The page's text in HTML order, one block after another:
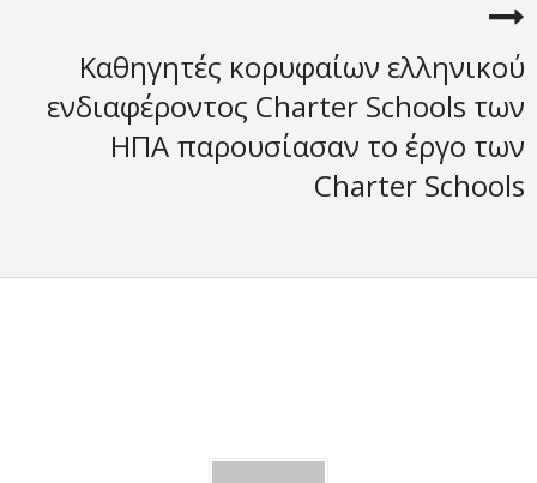
Καθηγητές κορυφαίων ελληνικού
ενδιαφέροντος Charter Schools των
ΗΠΑ παρουσίασαν το έργο των
Charter Schools